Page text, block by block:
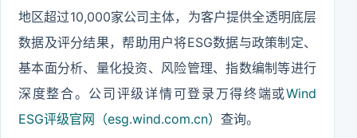
地区超过10,000家公司主体，为客户提供全透明底层
数据及评分结果，帮助用户将ESG数据与政策制定、
基本面分析、量化投资、风险管理、指数编制等进行
深度整合。公司评级详情可登录万得终端或Wind
ESG评级官网（esg.wind.com.cn） 查询。